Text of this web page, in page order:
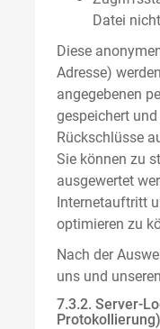
Datei
Diese
Adresse)
angegebenen
gespeichert
Rückschlüsse
Sie können zu
ausgewertet
Internetauftritt
optimieren zu
Nach der
uns und
7.3.2. Server-
Protokollierung)